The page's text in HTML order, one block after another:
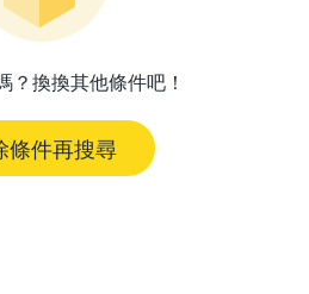
？換換其他條件吧！
條件再搜尋